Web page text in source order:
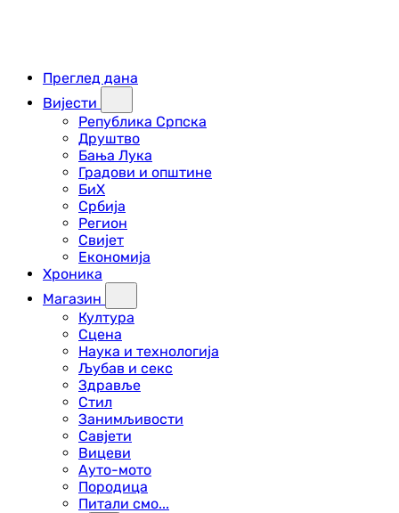
Преглед дана
Вијести
Република Српска
Друштво
Бања Лука
Градови и општине
БиХ
Србија
Регион
Свијет
Економија
Хроника
Магазин
Култура
Сцена
Наука и технологија
Љубав и секс
Здравље
Стил
Занимљивости
Савјети
Вицеви
Ауто-мото
Породица
Питали смо...